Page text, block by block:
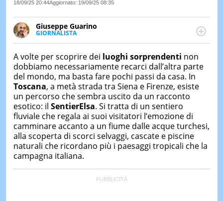
DI
IERI
18/09/25 20:44Aggiornato: 19/09/25 08:35
Giuseppe Guarino
GIORNALISTA
Ph(D) in Diritto Comparato e processi di
integrazione e attivo nel campo della ricerca, in
particolare sulla Storia contemporanea di America
Latina e Spagna. Collabora con numerose testate ed
è presidente dell'Associazione Culturale "La
Biblioteca del Sannio".
A volte per scoprire dei luoghi sorprendenti non
dobbiamo necessariamente recarci dall’altra parte
del mondo, ma basta fare pochi passi da casa. In
Toscana, a metà strada tra Siena e Firenze, esiste
un percorso che sembra uscito da un racconto
esotico: il SentierElsa. Si tratta di un sentiero
fluviale che regala ai suoi visitatori l’emozione di
camminare accanto a un fiume dalle acque turchesi,
alla scoperta di scorci selvaggi, cascate e piscine
naturali che ricordano più i paesaggi tropicali che la
campagna italiana.